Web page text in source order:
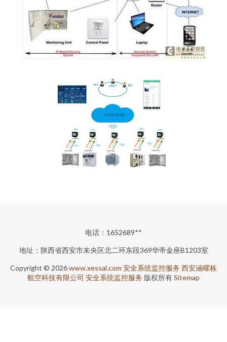
电话：1652689**
地址：陕西省西安市未央区北二环东段369华帝金座B1203室
Copyright © 2026www.xessal.com 安全系统监控服务 西安涵曜栋
航空科技有限公司 安全系统监控服务 版权所有Sitemap